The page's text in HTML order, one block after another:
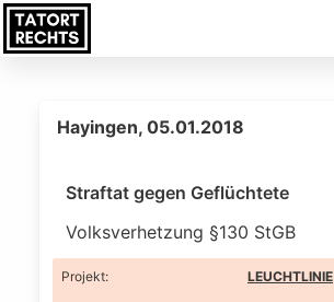
Hayingen, 05.01.2018
Straftat gegen Geflüchtete
Volksverhetzung §130 StGB
Projekt: LEUCHTLINIE